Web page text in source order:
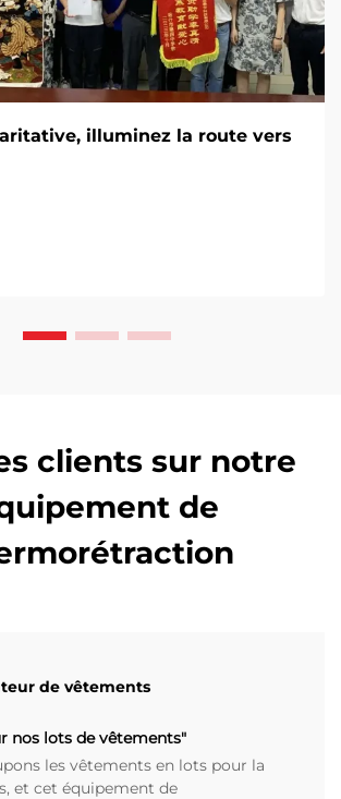
illuminez la route vers
clients sur notre
de
de vêtements
nos lots de vêtements"
les vêtements en lots pour la
et cet équipement de